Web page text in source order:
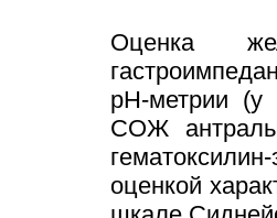
Оценка
рН-метрии (у
СОЖ
оценкой